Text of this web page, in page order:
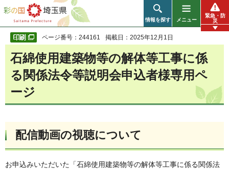
彩の国 埼玉県
情報を探す メニュー
緊急・防
災
ページ番号：244161 掲載日：2025年12月1日
石綿使用建築物等の解体等工事に係
る関係法令等説明会申込者様専用ペ
ージ
配信動画の視聴について
お申込みいただいた「石綿使用建築物等の解体等工事に係る関係法